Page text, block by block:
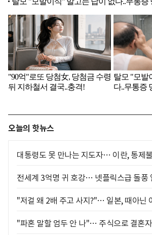
오늘의 핫뉴스
대통령도 못 만나는 지도자… 이란, 통제
전세계 3억명 귀 호강… 넷플릭스급 돌풍
"저걸 왜 2배 주고 사지?"… 일본, 때아닌
"파혼 말할 엄두 안 나"… 주식으로 결혼